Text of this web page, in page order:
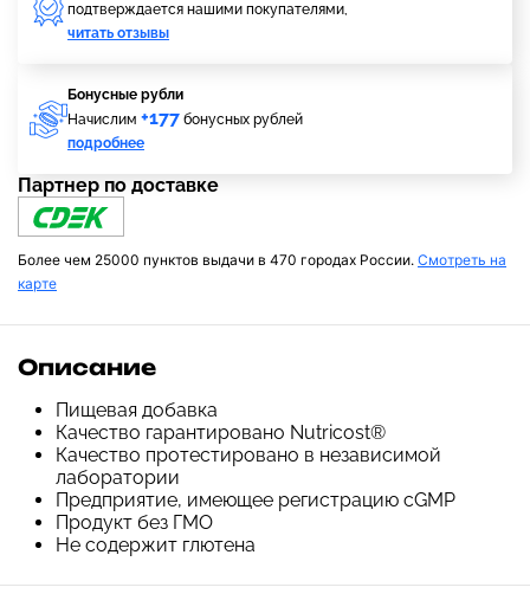
подтверждается нашими покупателями,
читать отзывы
Бонусные рубли
Начислим +177 бонусных рублей
подробнее
Партнер по доставке
Более чем 25000 пунктов выдачи в 470 городах России. Смотреть на
карте
Описание
Пищевая добавка
Качество гарантировано Nutricost®
Качество протестировано в независимой
лаборатории
Предприятие, имеющее регистрацию cGMP
Продукт без ГМО
Не содержит глютена